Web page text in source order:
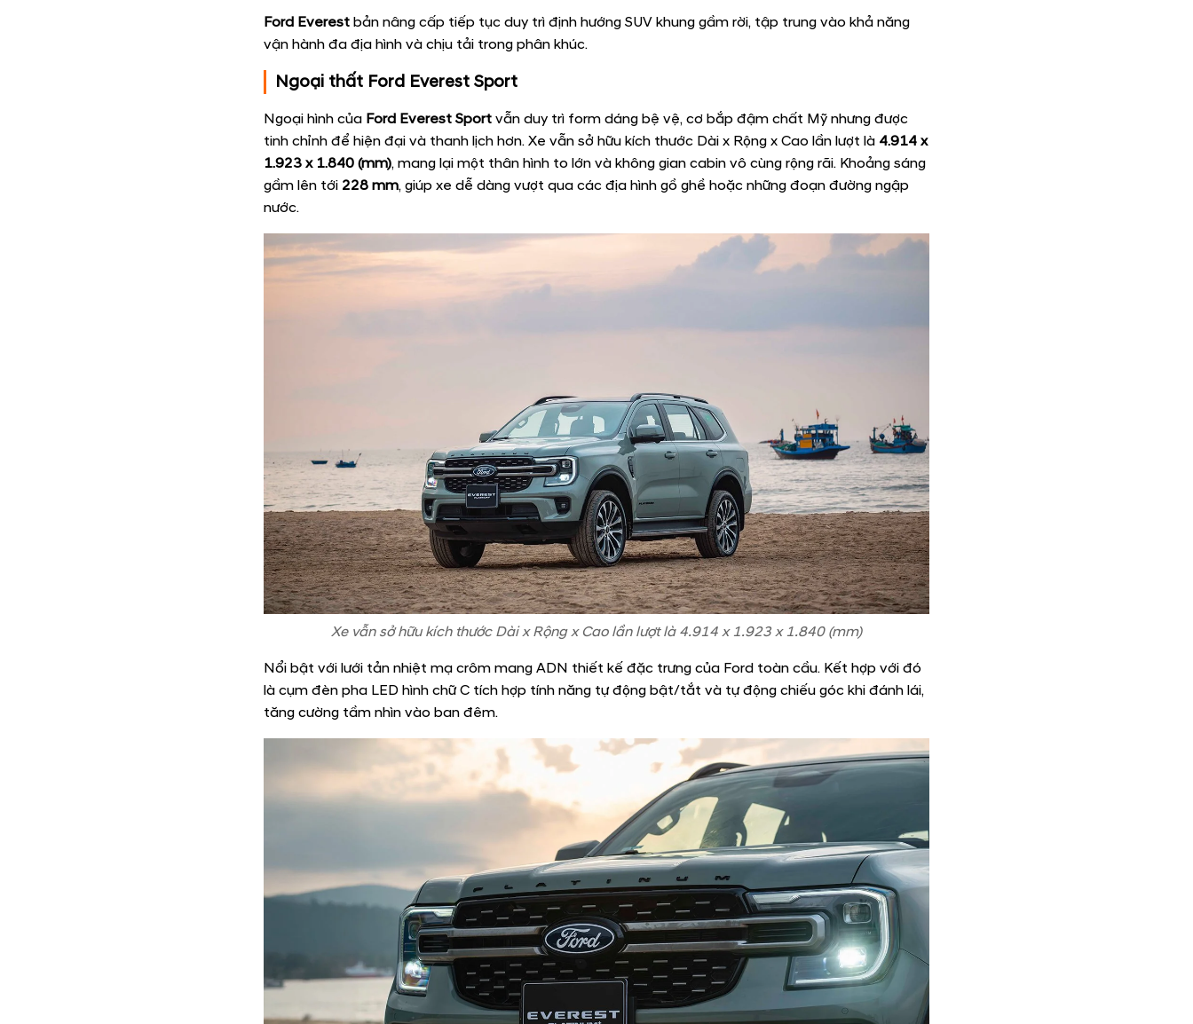
Ford Everest bản nâng cấp tiếp tục duy trì định hướng SUV khung gầm rời, tập trung vào khả năng
vận hành đa địa hình và chịu tải trong phân khúc.
Ngoại thất Ford Everest Sport
Ngoại hình của Ford Everest Sport vẫn duy trì form dáng bệ vệ, cơ bắp đậm chất Mỹ nhưng được
tinh chỉnh để hiện đại và thanh lịch hơn. Xe vẫn sở hữu kích thước Dài x Rộng x Cao lần lượt là 4.914 x
1.923 x 1.840 (mm), mang lại một thân hình to lớn và không gian cabin vô cùng rộng rãi. Khoảng sáng
gầm lên tới 228 mm, giúp xe dễ dàng vượt qua các địa hình gồ ghề hoặc những đoạn đường ngập
nước.
Xe vẫn sở hữu kích thước Dài x Rộng x Cao lần lượt là 4.914 x 1.923 x 1.840 (mm)
Nổi bật với lưới tản nhiệt mạ crôm mang ADN thiết kế đặc trưng của Ford toàn cầu. Kết hợp với đó
là cụm đèn pha LED hình chữ C tích hợp tính năng tự động bật/tắt và tự động chiếu góc khi đánh lái,
tăng cường tầm nhìn vào ban đêm.